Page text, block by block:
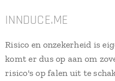
INNDUCE.ME
Risico en onzekerheid is
komt er dus op aan om
risico's op falen uit te